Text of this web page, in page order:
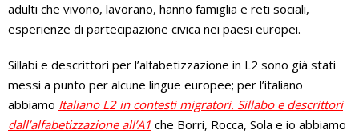
adulti che vivono, lavorano, hanno famiglia e reti sociali,
esperienze di partecipazione civica nei paesi europei.
Sillabi e descrittori per l’alfabetizzazione in L2 sono già stati
messi a punto per alcune lingue europee; per l’italiano
abbiamo Italiano L2 in contesti migratori. Sillabo e descrittori
dall’alfabetizzazione all’A1 che Borri, Rocca, Sola e io abbiamo